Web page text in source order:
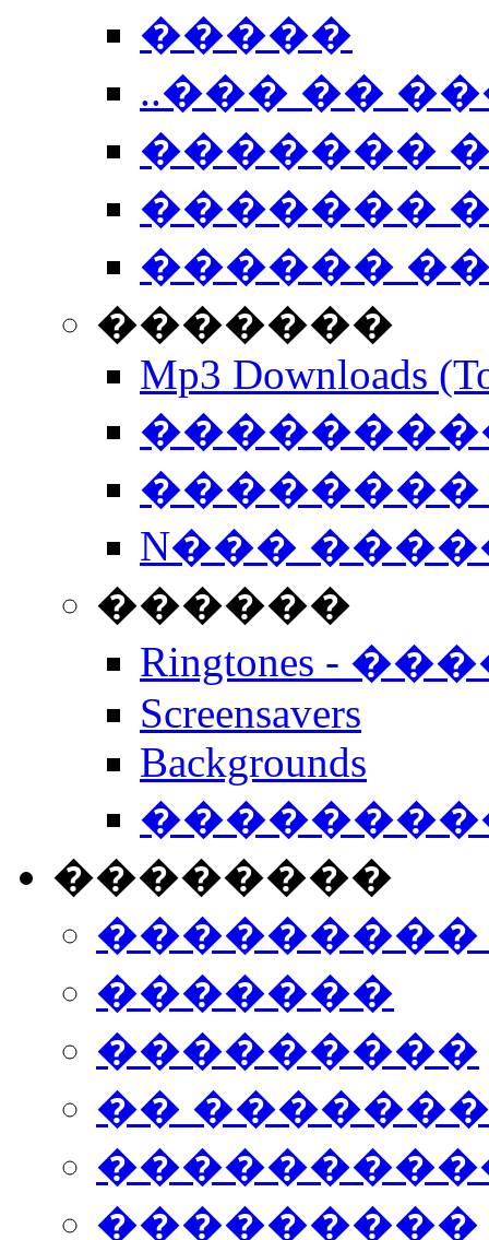
�����
..��� ��
�������
�������
������
�������
Mp3 Downloads
��������
N���
������
Ringtones -
Screensavers
Backgrounds
��������
���������
�������
���������
��
���������